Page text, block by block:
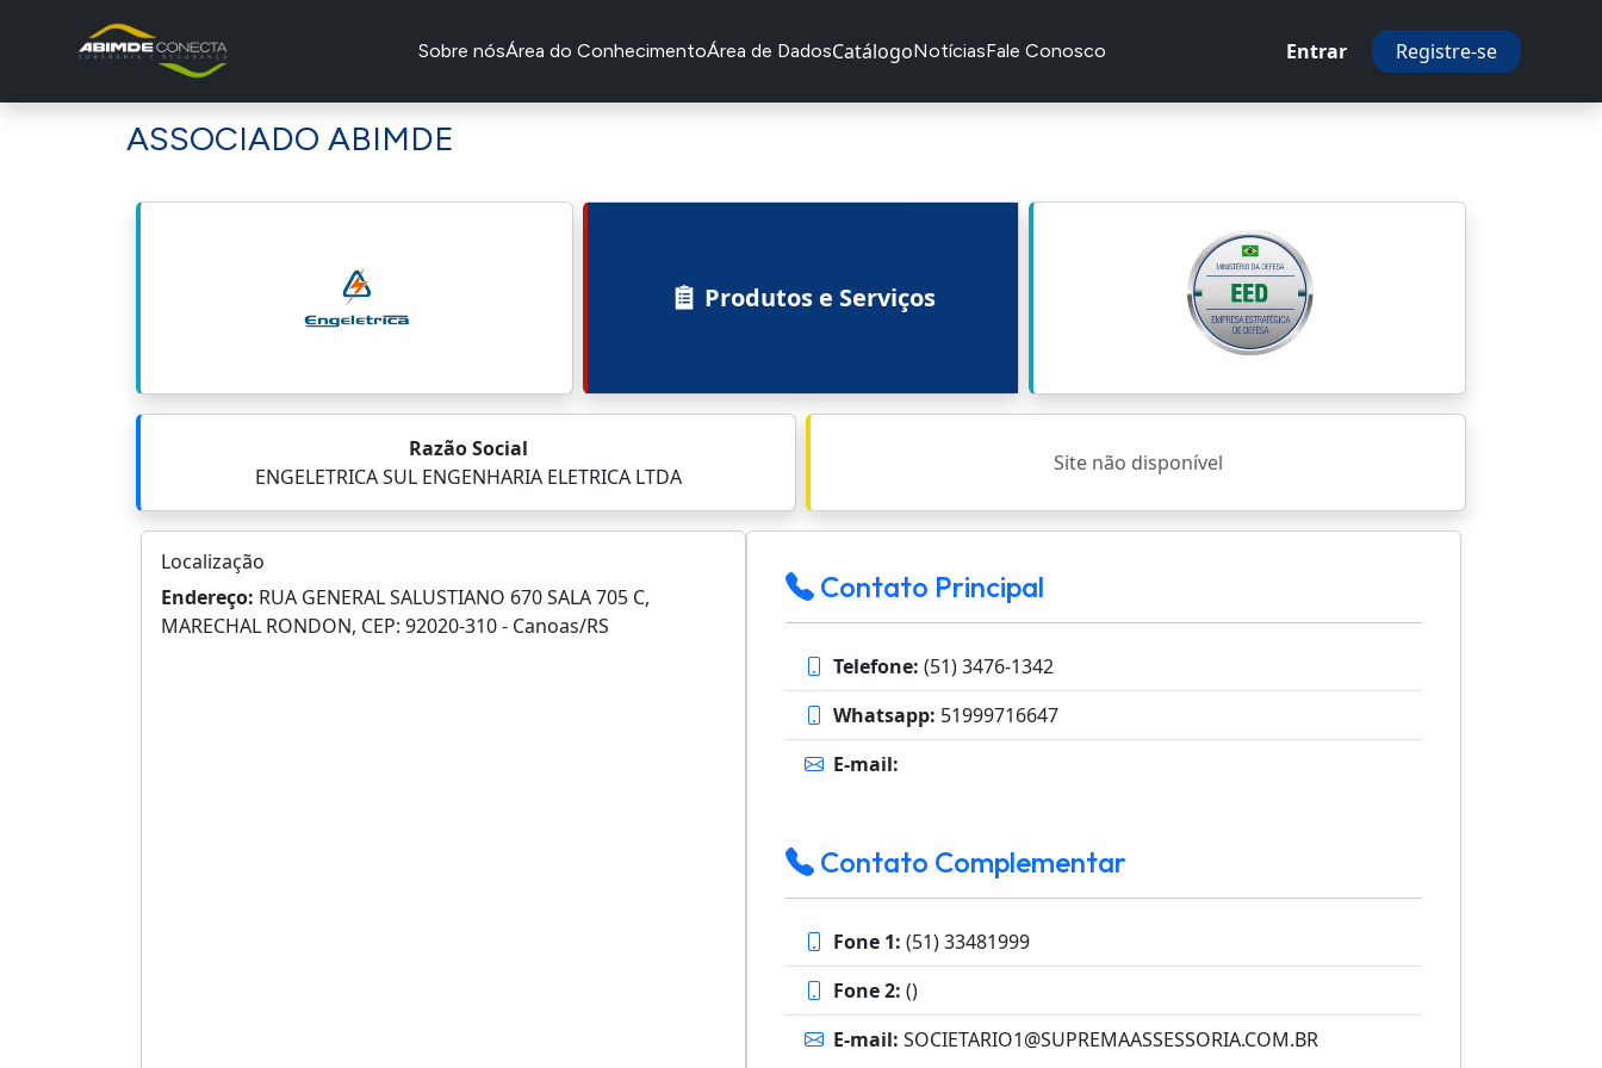
Sobre nósÁrea do ConhecimentoÁrea de DadosCatálogoNotíciasFale Conosco Entrar Registre-se
ASSOCIADO ABIMDE
Produtos e Serviços
Razão Social
ENGELETRICA SUL ENGENHARIA ELETRICA LTDA
Site não disponível
Localização
Endereço: RUA GENERAL SALUSTIANO 670 SALA 705 C,
MARECHAL RONDON, CEP: 92020-310 - Canoas/RS
Contato Principal
Telefone: (51) 3476-1342
Whatsapp: 51999716647
E-mail:
Contato Complementar
Fone 1: (51) 33481999
Fone 2: ()
E-mail: SOCIETARIO1@SUPREMAASSESSORIA.COM.BR